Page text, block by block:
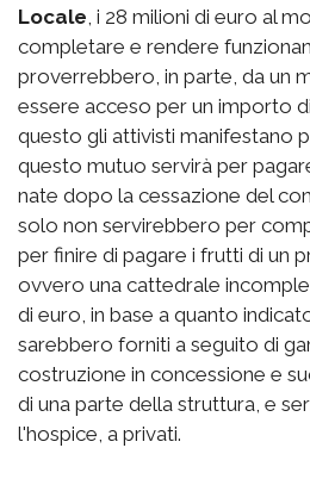
Locale , i 28 milioni di euro al
completare e rendere
proverrebbero, in parte, da un
essere acceso per un importo
questo gli attivisti manifestano
questo mutuo servirà per
nate dopo la cessazione del
solo non servirebbero per
per finire di pagare i frutti di un
ovvero una cattedrale
di euro, in base a quanto
sarebbero forniti a seguito di
costruzione in concessione e
di una parte della struttura, e
l'hospice, a privati.